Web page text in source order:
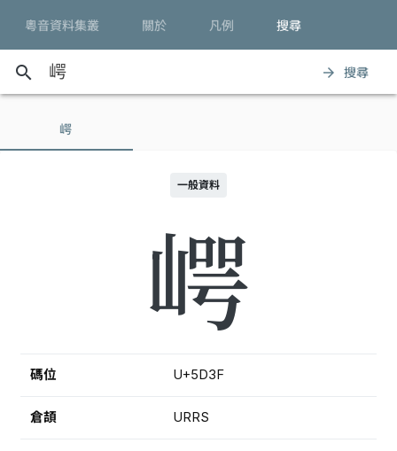
粵音資料集叢 關於 凡例 搜尋
search arrow_forward 搜尋
崿
一般資料
崿
碼位 U+5D3F
倉頡 URRS